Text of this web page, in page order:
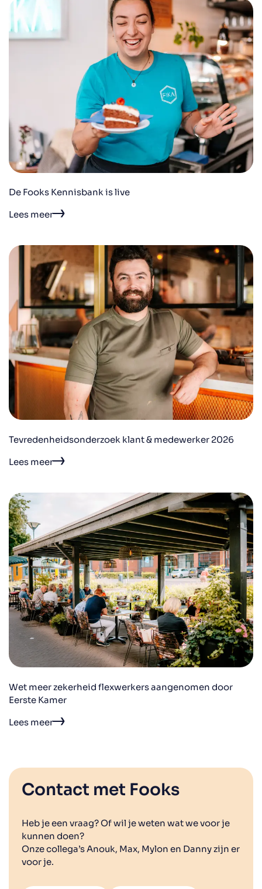
De Fooks Kennisbank is live
Lees meer
Tevredenheidsonderzoek klant & medewerker 2026
Lees meer
Wet meer zekerheid flexwerkers aangenomen door
Eerste Kamer
Lees meer
Contact met Fooks
Heb je een vraag? Of wil je weten wat we voor je
kunnen doen?
Onze collega’s Anouk, Max, Mylon en Danny zijn er
voor je.